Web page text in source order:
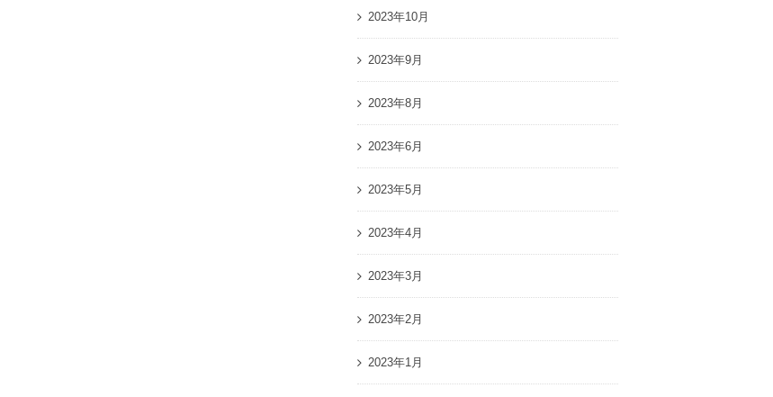
2023年10月
2023年9月
2023年8月
2023年6月
2023年5月
2023年4月
2023年3月
2023年2月
2023年1月